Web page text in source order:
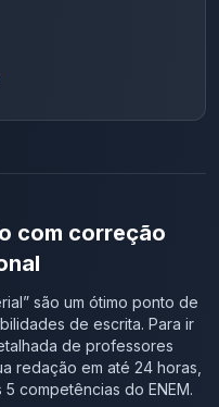
com correção
” são um ótimo ponto de
de escrita. Para ir
de professores
redação em até 24 horas,
competências do ENEM.